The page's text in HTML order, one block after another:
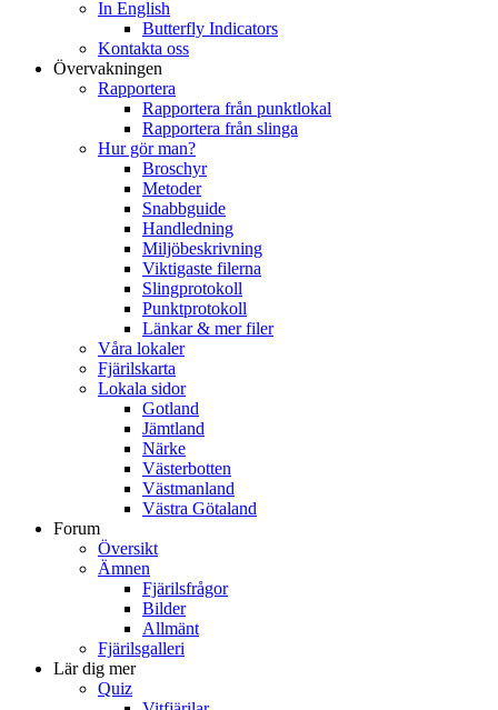
In English
Butterfly Indicators
Kontakta oss
Övervakningen
Rapportera
Rapportera från punktlokal
Rapportera från slinga
Hur gör man?
Broschyr
Metoder
Snabbguide
Handledning
Miljöbeskrivning
Viktigaste filerna
Slingprotokoll
Punktprotokoll
Länkar & mer filer
Våra lokaler
Fjärilskarta
Lokala sidor
Gotland
Jämtland
Närke
Västerbotten
Västmanland
Västra Götaland
Forum
Översikt
Ämnen
Fjärilsfrågor
Bilder
Allmänt
Fjärilsgalleri
Lär dig mer
Quiz